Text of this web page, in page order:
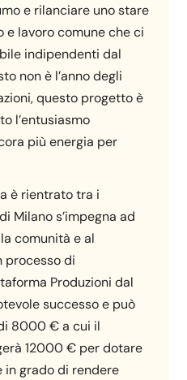
e rilanciare uno stare
e lavoro comune che ci
indipendenti dal
non è l’anno degli
questo progetto è
l’entusiasmo
più energia per
è rientrato tra i
Milano s’impegna ad
comunità e al
processo di
Produzioni dal
successo e può
8000 € a cui il
12000 € per dotare
in grado di rendere